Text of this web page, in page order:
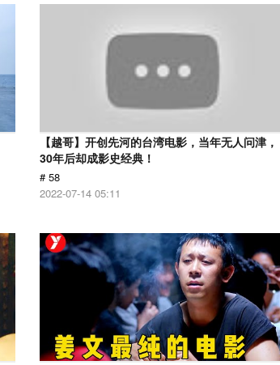
【越哥】开创先河的台湾电影，当年无人问津，
30年后却成影史经典！
# 58
2022-07-14 05:11